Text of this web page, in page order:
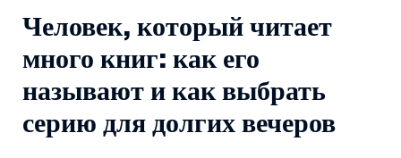
Человек, который читает
много книг: как его
называют и как выбрать
серию для долгих вечеров